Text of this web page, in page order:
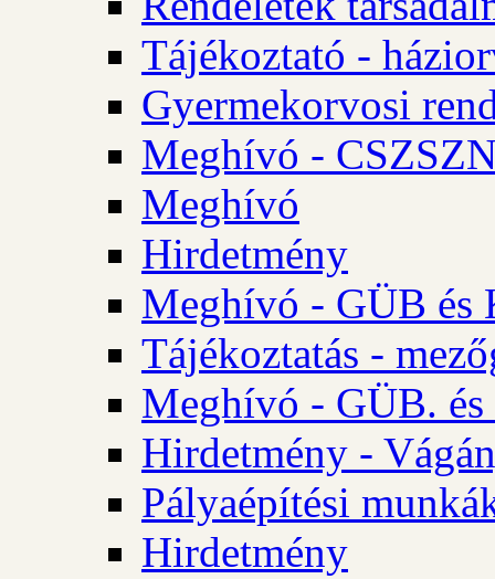
Tájékoztató -
Gyermekorvosi
Meghívó -
Meghívó
Hirdetmény
Meghívó - GÜB és
Tájékoztatás -
Meghívó - GÜB.
Hirdetmény -
Pályaépítési
Hirdetmény